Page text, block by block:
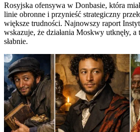
Rosyjska ofensywa w Donbasie, która
linie obronne i przynieść strategiczny
większe trudności. Najnowszy raport
wskazuje, że działania Moskwy utknęły,
słabnie.